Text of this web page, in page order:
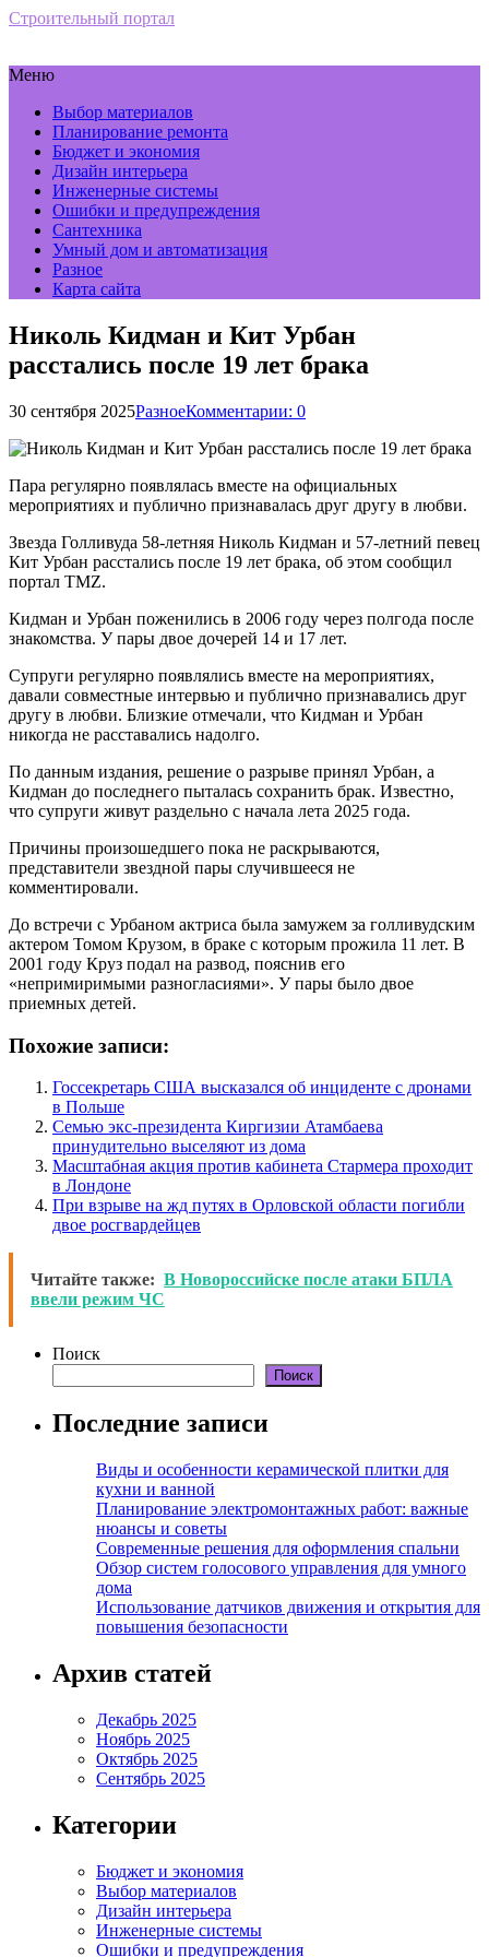
Строительный портал
Меню
Выбор материалов
Планирование ремонта
Бюджет и экономия
Дизайн интерьера
Инженерные системы
Ошибки и предупреждения
Сантехника
Умный дом и автоматизация
Разное
Карта сайта
Николь Кидман и Кит Урбан
расстались после 19 лет брака
30 сентября 2025РазноеКомментарии: 0
Пара регулярно появлялась вместе на официальных
мероприятиях и публично признавалась друг другу в любви.
Звезда Голливуда 58-летняя Николь Кидман и 57-летний певец
Кит Урбан расстались после 19 лет брака, об этом сообщил
портал TMZ.
Кидман и Урбан поженились в 2006 году через полгода после
знакомства. У пары двое дочерей 14 и 17 лет.
Супруги регулярно появлялись вместе на мероприятиях,
давали совместные интервью и публично признавались друг
другу в любви. Близкие отмечали, что Кидман и Урбан
никогда не расставались надолго.
По данным издания, решение о разрыве принял Урбан, а
Кидман до последнего пыталась сохранить брак. Известно,
что супруги живут раздельно с начала лета 2025 года.
Причины произошедшего пока не раскрываются,
представители звездной пары случившееся не
комментировали.
До встречи с Урбаном актриса была замужем за голливудским
актером Томом Крузом, в браке с которым прожила 11 лет. В
2001 году Круз подал на развод, пояснив его
«непримиримыми разногласиями». У пары было двое
приемных детей.
Похожие записи:
Госсекретарь США высказался об инциденте с дронами
в Польше
Семью экс-президента Киргизии Атамбаева
принудительно выселяют из дома
Масштабная акция против кабинета Стармера проходит
в Лондоне
При взрыве на жд путях в Орловской области погибли
двое росгвардейцев
Читайте также: В Новороссийске после атаки БПЛА
ввели режим ЧС
Поиск
Поиск
Последние записи
Виды и особенности керамической плитки для
кухни и ванной
Планирование электромонтажных работ: важные
нюансы и советы
Современные решения для оформления спальни
Обзор систем голосового управления для умного
дома
Использование датчиков движения и открытия для
повышения безопасности
Архив статей
Декабрь 2025
Ноябрь 2025
Октябрь 2025
Сентябрь 2025
Категории
Бюджет и экономия
Выбор материалов
Дизайн интерьера
Инженерные системы
Ошибки и предупреждения